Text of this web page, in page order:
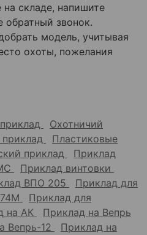
на складе, напишите
обратный звонок.
модель, учитывая
охоты, пожелания
Охотничий
Пластиковые
приклад
Приклад
Приклад винтовки
ВПО 205
Приклад для
Приклад для
на АК
Приклад на Вепрь
Вепрь-12
Приклад на